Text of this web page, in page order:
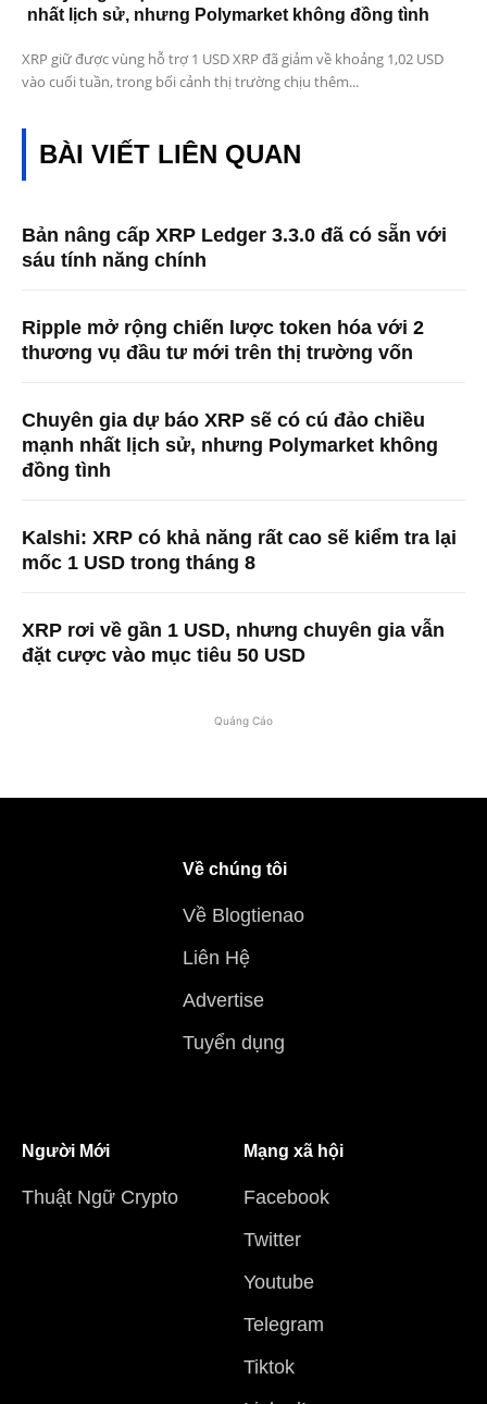
nhất lịch sử, nhưng Polymarket không đồng tình
XRP giữ được vùng hỗ trợ 1 USD XRP đã giảm về khoảng 1,02 USD
vào cuối tuần, trong bối cảnh thị trường chịu thêm...
BÀI VIẾT LIÊN QUAN
Bản nâng cấp XRP Ledger 3.3.0 đã có sẵn với
sáu tính năng chính
Ripple mở rộng chiến lược token hóa với 2
thương vụ đầu tư mới trên thị trường vốn
Chuyên gia dự báo XRP sẽ có cú đảo chiều
mạnh nhất lịch sử, nhưng Polymarket không
đồng tình
Kalshi: XRP có khả năng rất cao sẽ kiểm tra lại
mốc 1 USD trong tháng 8
XRP rơi về gần 1 USD, nhưng chuyên gia vẫn
đặt cược vào mục tiêu 50 USD
Quảng Cáo
Về chúng tôi
Về Blogtienao
Liên Hệ
Advertise
Tuyển dụng
Người Mới
Thuật Ngữ Crypto
Mạng xã hội
Facebook
Twitter
Youtube
Telegram
Tiktok